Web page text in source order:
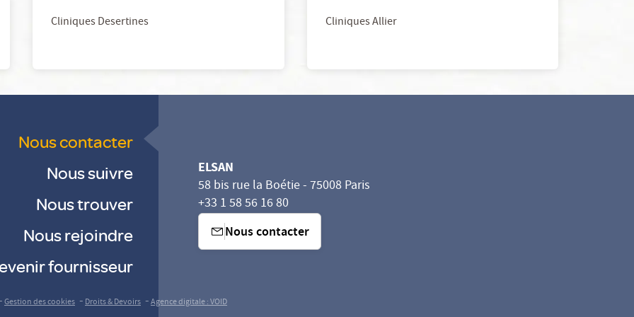
vos Options
paramètres de confidentialité, en garantissant la conformité avec les réglementations. Personnalisez vos
Cliniques Desertines
Cliniques Allier
Nous contacter
Nous suivre
Nous trouver
Nous rejoindre
fournisseur
ELSAN
58 bis rue la Boétie - 75008 Paris
+33 1 58 56 16 80
Nous contacter
Gestion des cookies -Droits & Devoirs -Agence digitale : VOID